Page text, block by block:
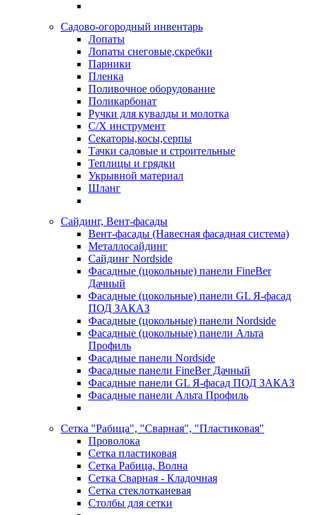
Садово-огородный инвентарь
Лопаты
Лопаты снеговые,скребки
Парники
Пленка
Поливочное оборудование
Поликарбонат
Ручки для кувалды и молотка
С/Х инструмент
Секаторы,косы,серпы
Тачки садовые и строительные
Теплицы и грядки
Укрывной материал
Шланг
Сайдинг, Вент-фасады
Вент-фасады (Навесная фасадная система)
Металлосайдинг
Сайдинг Nordside
Фасадные (цокольные) панели FineBer
Дачный
Фасадные (цокольные) панели GL Я-фасад
ПОД ЗАКАЗ
Фасадные (цокольные) панели Nordside
Фасадные (цокольные) панели Альта
Профиль
Фасадные панели Nordside
Фасадные панели FineBer Дачный
Фасадные панели GL Я-фасад ПОД ЗАКАЗ
Фасадные панели Альта Профиль
Сетка "Рабица", "Сварная", "Пластиковая"
Проволока
Сетка пластиковая
Сетка Рабица, Волна
Сетка Сварная - Кладочная
Сетка стеклотканевая
Столбы для сетки